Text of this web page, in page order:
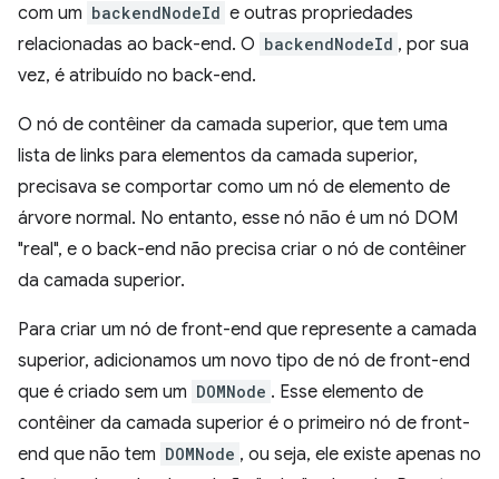
com um backendNodeId e outras propriedades
relacionadas ao back-end. O backendNodeId , por sua
vez, é atribuído no back-end.
O nó de contêiner da camada superior, que tem uma
lista de links para elementos da camada superior,
precisava se comportar como um nó de elemento de
árvore normal. No entanto, esse nó não é um nó DOM
"real", e o back-end não precisa criar o nó de contêiner
da camada superior.
Para criar um nó de front-end que represente a camada
superior, adicionamos um novo tipo de nó de front-end
que é criado sem um DOMNode . Esse elemento de
contêiner da camada superior é o primeiro nó de front-
end que não tem DOMNode , ou seja, ele existe apenas no